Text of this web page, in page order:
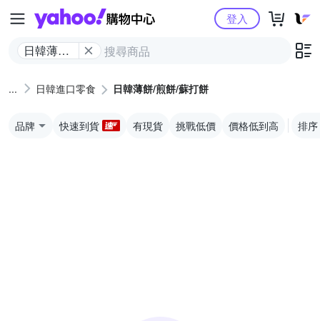
Yahoo購物中心
日韓薄餅/
餅
登入
日韓進口零食 日韓薄餅/煎餅/蘇打餅
品牌 快速到貨 有現貨 挑戰低價 價格低到高 排序